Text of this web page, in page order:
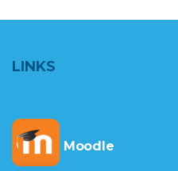
LINKS
Moodle